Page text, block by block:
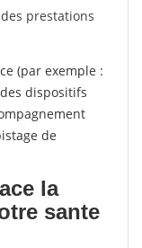
prestations
(par exemple :
dispositifs
de
la
sante